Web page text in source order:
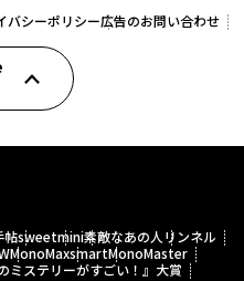
バシーポリシー広告のお問い合わせ
帖sweetmini素敵なあの人 リンネル
MonoMaxsmartMonoMaster
のミステリーがすごい！』大賞